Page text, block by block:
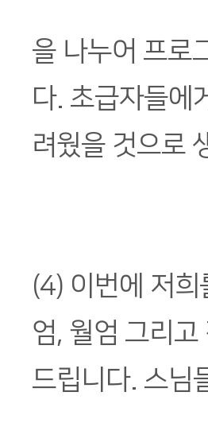
을 나누어 프로
다. 초급자들에
려웠을 것으로
(4) 이번에 저
엄, 월엄 그리
드립니다. 스님